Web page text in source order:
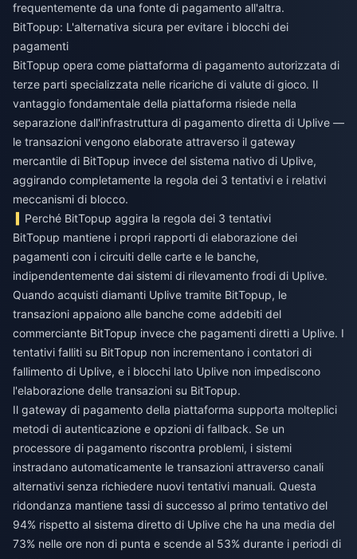
frequentemente da una fonte di pagamento all'altra.
BitTopup: L'alternativa sicura per evitare i blocchi dei
pagamenti
BitTopup opera come piattaforma di pagamento autorizzata di
terze parti specializzata nelle ricariche di valute di gioco. Il
vantaggio fondamentale della piattaforma risiede nella
separazione dall'infrastruttura di pagamento diretta di Uplive —
le transazioni vengono elaborate attraverso il gateway
mercantile di BitTopup invece del sistema nativo di Uplive,
aggirando completamente la regola dei 3 tentativi e i relativi
meccanismi di blocco.
Perché BitTopup aggira la regola dei 3 tentativi
BitTopup mantiene i propri rapporti di elaborazione dei
pagamenti con i circuiti delle carte e le banche,
indipendentemente dai sistemi di rilevamento frodi di Uplive.
Quando acquisti diamanti Uplive tramite BitTopup, le
transazioni appaiono alle banche come addebiti del
commerciante BitTopup invece che pagamenti diretti a Uplive. I
tentativi falliti su BitTopup non incrementano i contatori di
fallimento di Uplive, e i blocchi lato Uplive non impediscono
l'elaborazione delle transazioni su BitTopup.
Il gateway di pagamento della piattaforma supporta molteplici
metodi di autenticazione e opzioni di fallback. Se un
processore di pagamento riscontra problemi, i sistemi
instradano automaticamente le transazioni attraverso canali
alternativi senza richiedere nuovi tentativi manuali. Questa
ridondanza mantiene tassi di successo al primo tentativo del
94% rispetto al sistema diretto di Uplive che ha una media del
73% nelle ore non di punta e scende al 53% durante i periodi di